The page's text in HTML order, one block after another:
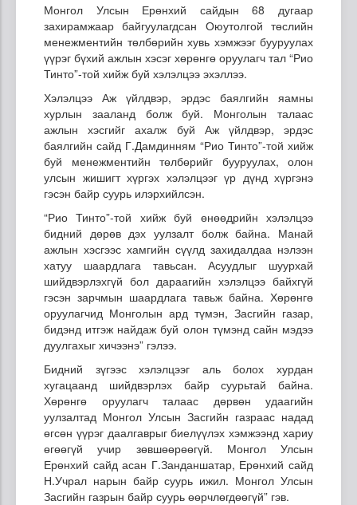
Монгол Улсын Ерөнхий сайдын 68 дугаар
захирамжаар байгуулагдсан Оюутолгой төслийн
менежментийн төлбөрийн хувь хэмжээг бууруулах
үүрэг бүхий ажлын хэсэг хөрөнгө оруулагч тал “Рио
Тинто”-той хийж буй хэлэлцээ эхэллээ.
Хэлэлцээ Аж үйлдвэр, эрдэс баялгийн яамны
хурлын зааланд болж буй. Монголын талаас
ажлын хэсгийг ахалж буй Аж үйлдвэр, эрдэс
баялгийн сайд Г.Дамдинням “Рио Тинто”-той хийж
буй менежментийн төлбөрийг бууруулах, олон
улсын жишигт хүргэх хэлэлцээг үр дүнд хүргэнэ
гэсэн байр суурь илэрхийлсэн.
“Рио Тинто”-той хийж буй өнөөдрийн хэлэлцээ
бидний дөрөв дэх уулзалт болж байна. Манай
ажлын хэсгээс хамгийн сүүлд захидалдаа нэлээн
хатуу шаардлага тавьсан. Асуудлыг шуурхай
шийдвэрлэхгүй бол дараагийн хэлэлцээ байхгүй
гэсэн зарчмын шаардлага тавьж байна. Хөрөнгө
оруулагчид Монголын ард түмэн, Засгийн газар,
бидэнд итгэж найдаж буй олон түмэнд сайн мэдээ
дуулгахыг хичээнэ” гэлээ.
Бидний зүгээс хэлэлцээг аль болох хурдан
хугацаанд шийдвэрлэх байр суурьтай байна.
Хөрөнгө оруулагч талаас дөрвөн удаагийн
уулзалтад Монгол Улсын Засгийн газраас надад
өгсөн үүрэг даалгаврыг биелүүлэх хэмжээнд хариу
өгөөгүй учир зөвшөөрөөгүй. Монгол Улсын
Ерөнхий сайд асан Г.Занданшатар, Ерөнхий сайд
Н.Учрал нарын байр суурь ижил. Монгол Улсын
Засгийн газрын байр суурь өөрчлөгдөөгүй” гэв.